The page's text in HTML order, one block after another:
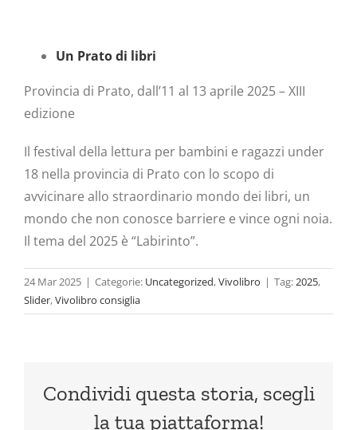
Un Prato di libri
Provincia di Prato, dall’11 al 13 aprile 2025 – XIII
edizione
Il festival della lettura per bambini e ragazzi under
18 nella provincia di Prato con lo scopo di
avvicinare allo straordinario mondo dei libri, un
mondo che non conosce barriere e vince ogni noia.
Il tema del 2025 è “Labirinto”.
24 Mar 2025 | Categorie: Uncategorized,Vivolibro | Tag:2025,
Slider,Vivolibro consiglia
Condividi questa storia, scegli
la tua piattaforma!